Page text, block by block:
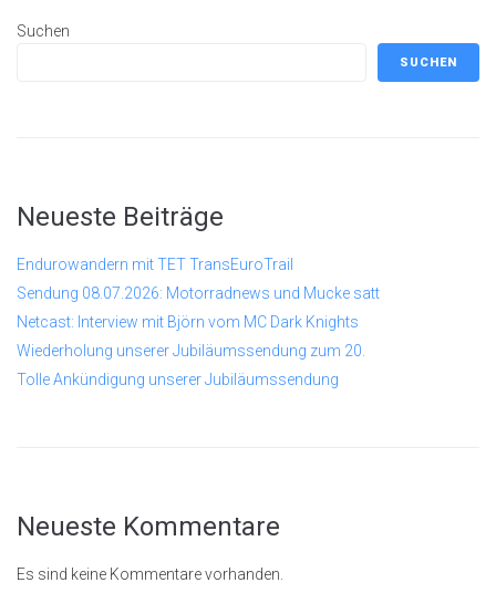
Suchen
SUCHEN
Neueste Beiträge
Endurowandern mit TET TransEuroTrail
Sendung 08.07.2026: Motorradnews und Mucke satt
Netcast: Interview mit Björn vom MC Dark Knights
Wiederholung unserer Jubiläumssendung zum 20.
Tolle Ankündigung unserer Jubiläumssendung
Neueste Kommentare
Es sind keine Kommentare vorhanden.